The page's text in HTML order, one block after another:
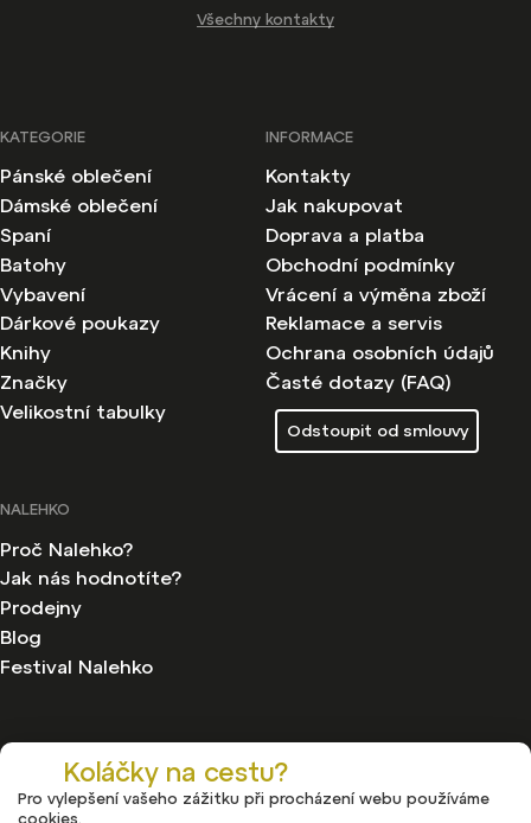
Koláčky na cestu?
Pro vylepšení vašeho zážitku při procházení webu používáme
cookies.
Všechny kontakty
KATEGORIE
Pánské oblečení
Dámské oblečení
Spaní
Batohy
Vybavení
Dárkové poukazy
Knihy
Značky
Velikostní tabulky
INFORMACE
Kontakty
Jak nakupovat
Doprava a platba
Obchodní podmínky
Vrácení a výměna zboží
Reklamace a servis
Ochrana osobních údajů
Časté dotazy (FAQ)
Odstoupit od smlouvy
NALEHKO
Proč Nalehko?
Jak nás hodnotíte?
Prodejny
Blog
Festival Nalehko
Copyright 2026
. Všechna práva vyhrazena.